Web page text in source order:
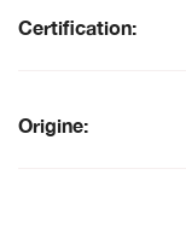
Certification:
Origine: